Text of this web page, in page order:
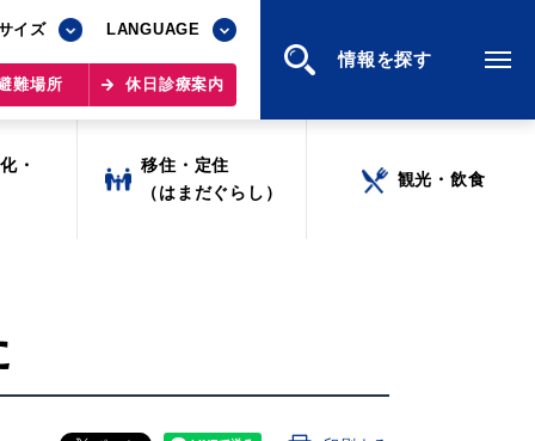
イズ LANGUAGE
難場所 休日診療案内
情報を探す
イズ LANGUAGE
難場所 休日診療案内
情報を探す
・
移住・定住
（はまだぐらし）
観光・飲食
・
移住・定住
（はまだぐらし）
観光・飲食